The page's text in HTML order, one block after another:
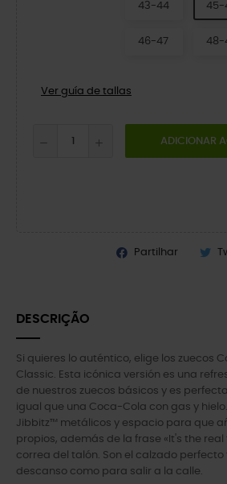
43-44 45-
46-47 48-
Ver guía de tallas
ADICIONAR
Partilhar
DESCRIÇÃO
Si quieres lo auténtico, elige los zuecos
Classic. Esta icónica versión es una
de nuestros zuecos básicos y es
igual que una Coca-Cola con gas y
Jibbitz™ metálicos y espacio para que
propios, además de la frase «It's the
correa del talón. Son el calzado
descanso como para salir a la calle.